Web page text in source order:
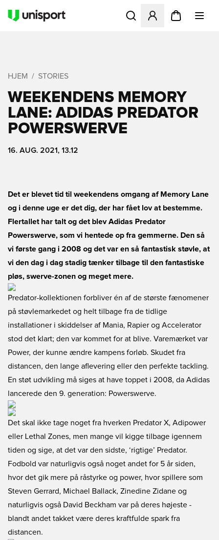
Åbner en Modal til at
HJEM STORIES
WEEKENDENS MEMORY
LANE: ADIDAS PREDATOR
POWERSWERVE
16. AUG. 2021, 13.12
Det er blevet tid til weekendens omgang af Memory Lane
og i denne uge er det dig, der har fået lov at bestemme.
Flertallet har talt og det blev Adidas Predator
Powerswerve, som vi hentede op fra gemmerne. Den så
vi første gang i 2008 og det var en så fantastisk støvle, at
vi den dag i dag stadig tænker tilbage til den fantastiske
pløs, swerve-zonen og meget mere.
Predator-kollektionen forbliver én af de største fænomener
på støvlemarkedet og helt tilbage fra de tidlige
installationer i skiddelser af Mania, Rapier og Accelerator
stod det klart; den var kommet for at blive. Varemærket var
Power, der kunne ændre kampens forløb. Skudet fra
distancen, den lange aflevering eller den perfekte tackling.
En støt udvikling må siges at have toppet i 2008, da Adidas
lancerede den 9. generation: Powerswerve.
Det skal ikke tage noget fra hverken Predator X, Adipower
eller Lethal Zones, men mange vil kigge tilbage igennem
tiden og sige, at det var den sidste, ‘rigtige’ Predator.
Fodbold var naturligvis også noget andet for 5 år siden,
hvor det gik mere på råstyrke og power, hvor spillere som
Steven Gerrard, Michael Ballack, Zinedine Zidane og
naturligvis også David Beckham var på deres højeste -
blandt andet takket være deres kraftfulde spark fra
distancen.